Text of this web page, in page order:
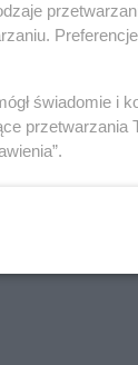
świadomie i
przetwarzania